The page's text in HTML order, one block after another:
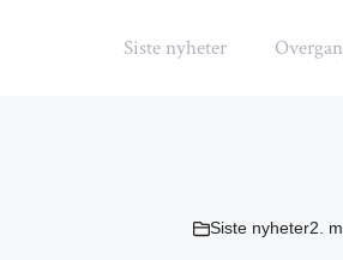
Siste nyheter
Siste nyheter2.